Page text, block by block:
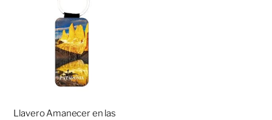
Llavero Amanecer en las